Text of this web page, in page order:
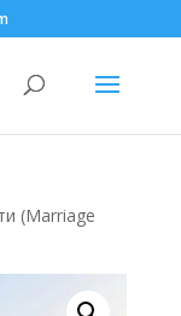
(Marriage